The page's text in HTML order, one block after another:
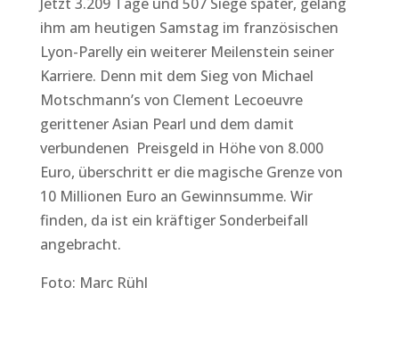
ihm am heutigen Samstag im französischen
Lyon-Parelly ein weiterer Meilenstein seiner
Karriere. Denn mit dem Sieg von Michael
Motschmann’s von Clement Lecoeuvre
gerittener Asian Pearl und dem damit
verbundenen Preisgeld in Höhe von 8.000
Euro, überschritt er die magische Grenze von
10 Millionen Euro an Gewinnsumme. Wir
finden, da ist ein kräftiger Sonderbeifall
angebracht.
Foto: Marc Rühl